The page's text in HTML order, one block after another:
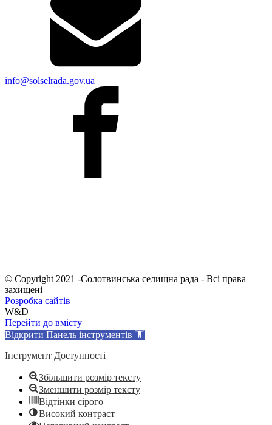
info@solselrada.gov.ua
© Copyright 2021 -Солотвинська селищна рада - Всі права
захищені
Розробка сайтів
W&D
Перейти до вмісту
Відкрити Панель інструментів
Інструмент Доступності
Збільшити розмір тексту
Зменшити розмір тексту
Відтінки сірого
Високий контраст